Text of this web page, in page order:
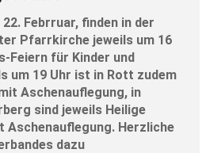
Febrruar, finden in der
Pfarrkirche jeweils um 16
Feiern für Kinder und
um 19 Uhr ist in Rott zudem
Aschenauflegung, in
sind jeweils Heilige
Aschenauflegung. Herzliche
dazu